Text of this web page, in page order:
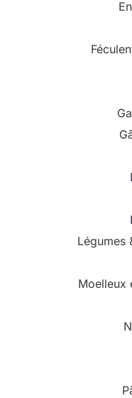
Légumes
Moelleux